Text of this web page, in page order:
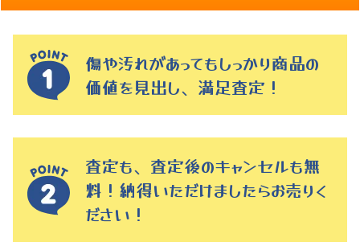
傷や汚れがあってもしっかり商品の
価値を見出し、満足査定！
査定も、査定後のキャンセルも無
料！納得いただけましたらお売りく
ださい！